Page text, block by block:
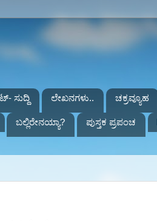
ಸುದ್ದಿ ಲೇಖನಗಳು.. ಚಕ್ರವ್ಯೂಹ
ಬಲ್ಲಿರೇನಯ್ಯಾ? ಪುಸ್ತಕ ಪ್ರಪಂಚ